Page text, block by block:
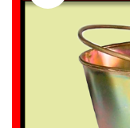
QUEM SOMOS
FALE CONOSCO